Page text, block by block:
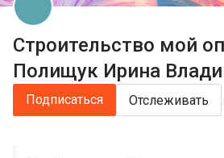
Строительство мой
Полищук Ирина
Подписаться Отслеживать